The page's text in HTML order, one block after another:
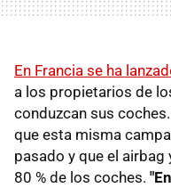
En Francia se ha
a los propietarios de
conduzcan sus
que esta misma
pasado y que el
80 % de los coches.